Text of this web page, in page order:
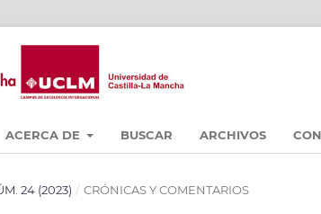
ACERCA DE BUSCAR ARCHIVOS
24 (2023) / CRÓNICAS Y COMENTARIOS